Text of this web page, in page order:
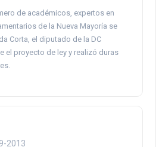
de académicos, expertos en
de la Nueva Mayoría se
Corta, el diputado de la DC
el proyecto de ley y realizó duras
2013